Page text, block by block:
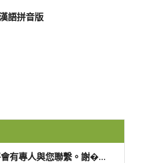
語拼音版
有專人與您聯繫。謝�...